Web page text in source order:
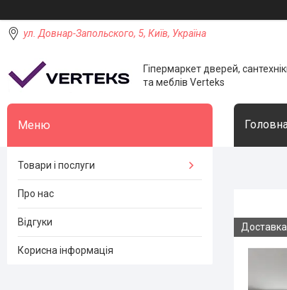
ул. Довнар-Запольского, 5, Київ, Україна
Гіпермаркет дверей,
та меблів Verteks
Товари і послуги
Про нас
Відгуки
Корисна інформація